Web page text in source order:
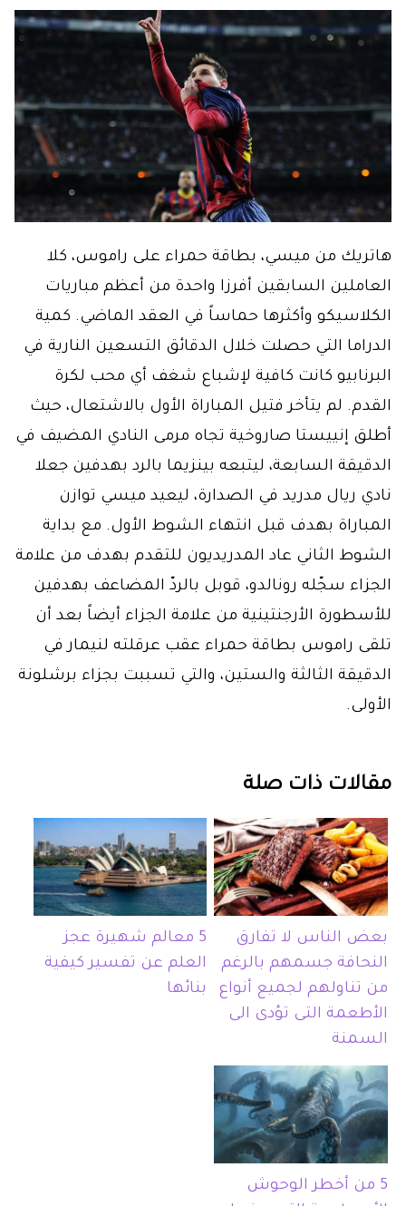
هاتريك من ميسي، بطاقة حمراء على راموس، كلا
العاملين السابقين أفرزا واحدة من أعظم مباريات
الكلاسيكو وأكثرها حماساً في العقد الماضي. كمية
الدراما التي حصلت خلال الدقائق التسعين النارية في
البرنابيو كانت كافية لإشباع شغف أي محب لكرة
القدم. لم يتأخر فتيل المباراة الأول بالاشتعال، حيث
أطلق إنييستا صاروخية تجاه مرمى النادي المضيف في
الدقيقة السابعة، ليتبعه بينزيما بالرد بهدفين جعلا
نادي ريال مدريد في الصدارة، ليعيد ميسي توازن
المباراة بهدف قبل انتهاء الشوط الأول. مع بداية
الشوط الثاني عاد المدريديون للتقدم بهدف من علامة
الجزاء سجّله رونالدو، قوبل بالردّ المضاعف بهدفين
للأسطورة الأرجنتينية من علامة الجزاء أيضاً بعد أن
تلقى راموس بطاقة حمراء عقب عرقلته لنيمار في
الدقيقة الثالثة والستين، والتي تسببت بجزاء برشلونة
الأولى.
مقالات ذات صلة
بعض الناس لا تفارق
النحافة جسمهم بالرغم
من تناولهم لجميع أنواع
الأطعمة التى تؤدى الى
السمنة
5 معالم شهيرة عجز
العلم عن تفسير كيفية
بنائها
5 من أخطر الوحوش